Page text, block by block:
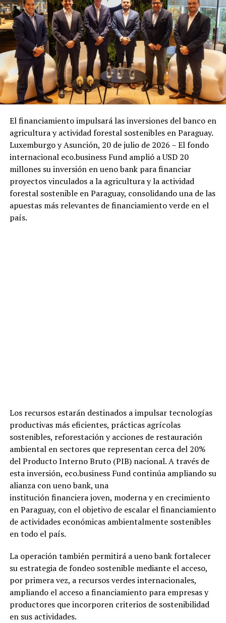
El financiamiento impulsará las inversiones del banco en
agricultura y actividad forestal sostenibles en Paraguay.
Luxemburgo y Asunción, 20 de julio de 2026 – El fondo
internacional eco.business Fund amplió a USD 20
millones su inversión en ueno bank para financiar
proyectos vinculados a la agricultura y la actividad
forestal sostenible en Paraguay, consolidando una de las
apuestas más relevantes de financiamiento verde en el
país.
Los recursos estarán destinados a impulsar tecnologías
productivas más eficientes, prácticas agrícolas
sostenibles, reforestación y acciones de restauración
ambiental en sectores que representan cerca del 20%
del Producto Interno Bruto (PIB) nacional. A través de
esta inversión, eco.business Fund continúa ampliando su
alianza con ueno bank, una
institución financiera joven, moderna y en crecimiento
en Paraguay, con el objetivo de escalar el financiamiento
de actividades económicas ambientalmente sostenibles
en todo el país.
La operación también permitirá a ueno bank fortalecer
su estrategia de fondeo sostenible mediante el acceso,
por primera vez, a recursos verdes internacionales,
ampliando el acceso a financiamiento para empresas y
productores que incorporen criterios de sostenibilidad
en sus actividades.